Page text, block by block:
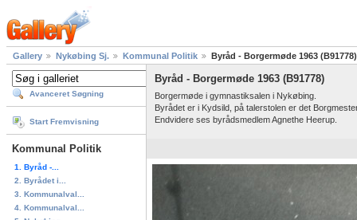
Gallery Nykøbing Sj. Kommunal Politik Byråd - Borgermøde 1963 (B91778)
Avanceret Søgning
Start Fremvisning
Kommunal Politik
1. Byråd -...
2. Byrådet i...
3. Kommunalval...
4. Kommunalval...
Byråd - Borgermøde 1963 (B91778)
Borgermøde i gymnastiksalen i Nykøbing.
Byrådet er i Kydsild, på talerstolen er det
Endvidere ses byrådsmedlem Agnethe Heerup.